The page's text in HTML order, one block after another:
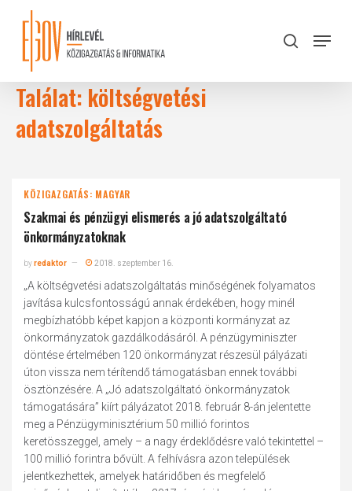
content
search
Menu
Találat: költségvetési
adatszolgáltatás
KÖZIGAZGATÁS: MAGYAR
Szakmai és pénzügyi elismerés a jó adatszolgáltató
önkormányzatoknak
byredaktor 2018. szeptember 16.
„A költségvetési adatszolgáltatás minőségének folyamatos
javítása kulcsfontosságú annak érdekében, hogy minél
megbízhatóbb képet kapjon a központi kormányzat az
önkormányzatok gazdálkodásáról. A pénzügyminiszter
döntése értelmében 120 önkormányzat részesül pályázati
úton vissza nem térítendő támogatásban ennek további
ösztönzésére. A „Jó adatszolgáltató önkormányzatok
támogatására” kiírt pályázatot 2018. február 8-án jelentette
meg a Pénzügyminisztérium 50 millió forintos
keretösszeggel, amely – a nagy érdeklődésre való tekintettel –
100 millió forintra bővült. A felhívásra azon települések
jelentkezhettek, amelyek határidőben és megfelelő
Close